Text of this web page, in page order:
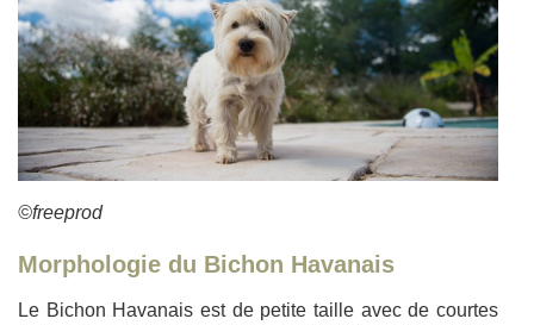
©freeprod
Morphologie du Bichon Havanais
Le Bichon Havanais est de petite taille avec de courtes